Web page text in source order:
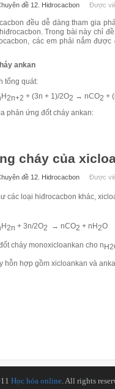
đề 12. Hidrocacbon Được
đều dễ dàng tham gia
Trong bài này chỉ
các em phải nắm
ankan
tổng quát:
H2n+2 + (3n + 1)/2O2 → nCO2 +
phản ứng đốt cháy ankan:
cháy của
đề 12. Hidrocacbon Được
các loại hiđrocacbon khác,
H2n + 3n/2O2 → nCO2 + nH2O
cháy monoxicloankan cho n
hỗn hợp gồm xicloankan và
Học hóa online. All rights